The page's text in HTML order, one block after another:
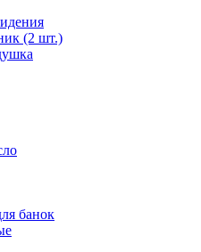
(2 шт.)
банок